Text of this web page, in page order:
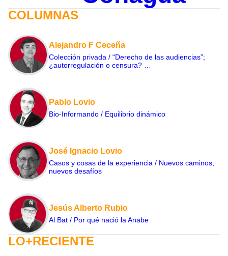
COLUMNAS
Alejandro F Ceceña
Colección privada / “Derecho de las audiencias”;
¿autorregulación o censura? …
Pablo Lovio
Bio-Informando / Equilibrio dinámico
José Ignacio Lovio
Casos y cosas de la experiencia / Nuevos caminos,
nuevos desafíos
Jesús Alberto Rubio
Al Bat / Por qué nació la Anabe
LO+RECIENTE